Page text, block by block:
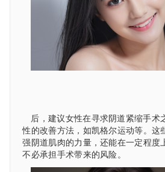
后，建议女性在寻求阴道紧缩手术
性的改善方法，如凯格尔运动等。这
强阴道肌肉的力量，还能在一定程度
不必承担手术带来的风险。